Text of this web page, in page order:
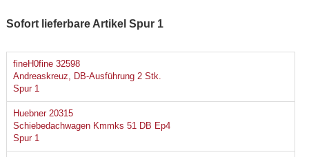
Sofort lieferbare Artikel Spur 1
fineH0fine 32598
Andreaskreuz, DB-Ausführung 2 Stk.
Spur 1
Huebner 20315
Schiebedachwagen Kmmks 51 DB Ep4
Spur 1